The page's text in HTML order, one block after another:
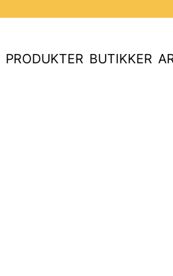
PRODUKTER BUTIKKER